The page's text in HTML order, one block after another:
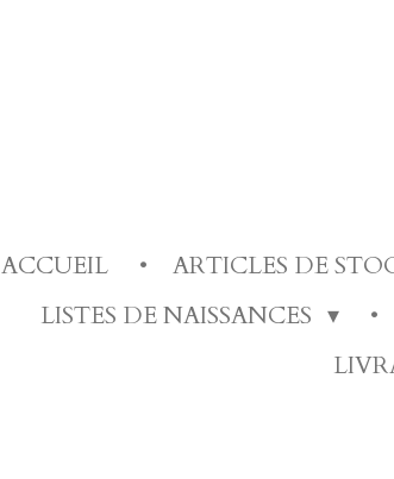
ACCUEIL ARTICLES DE
LISTES DE NAISSANCES